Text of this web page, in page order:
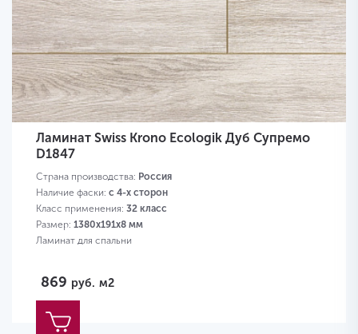
Ламинат Swiss Krono Ecologik Дуб Супремо
D1847
Страна производства: Россия
Наличие фаски: с 4-х сторон
Класс применения: 32 класс
Размер: 1380х191х8 мм
Ламинат для спальни
869 руб. м2